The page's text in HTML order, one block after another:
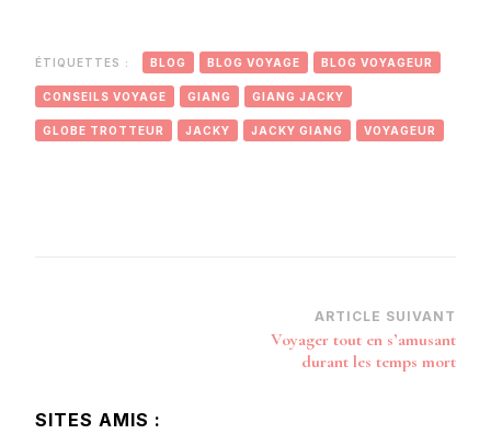
ÉTIQUETTES : BLOG BLOG VOYAGE BLOG VOYAGEUR
CONSEILS VOYAGE GIANG GIANG JACKY
GLOBE TROTTEUR JACKY JACKY GIANG VOYAGEUR
ARTICLE SUIVANT
Voyager tout en s’amusant
durant les temps mort
SITES AMIS :